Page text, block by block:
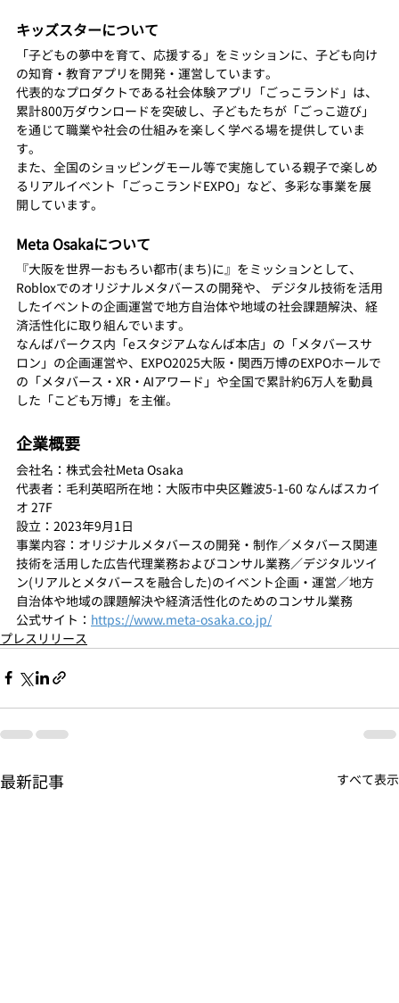
キッズスターについて
「子どもの夢中を育て、応援する」をミッションに、子ども向け
の知育・教育アプリを開発・運営しています。
代表的なプロダクトである社会体験アプリ「ごっこランド」は、
累計800万ダウンロードを突破し、子どもたちが「ごっこ遊び」
を通じて職業や社会の仕組みを楽しく学べる場を提供していま
す。
また、全国のショッピングモール等で実施している親子で楽しめ
るリアルイベント「ごっこランドEXPO」など、多彩な事業を展
開しています。
Meta Osakaについて
『大阪を世界一おもろい都市(まち)に』をミッションとして、
Robloxでのオリジナルメタバースの開発や、 デジタル技術を活用
したイベントの企画運営で地方自治体や地域の社会課題解決、経
済活性化に取り組んでいます。
なんばパークス内「eスタジアムなんば本店」の「メタバースサ
ロン」の企画運営や、EXPO2025大阪・関西万博のEXPOホールで
の「メタバース・XR・AIアワード」や全国で累計約6万人を動員
した「こども万博」を主催。
企業概要
会社名：株式会社Meta Osaka
代表者：毛利英昭所在地：大阪市中央区難波5-1-60 なんばスカイ
オ 27F
設立：2023年9月1日
事業内容：オリジナルメタバースの開発・制作／メタバース関連
技術を活用した広告代理業務およびコンサル業務／デジタルツイ
ン(リアルとメタバースを融合した)のイベント企画・運営／地方
自治体や地域の課題解決や経済活性化のためのコンサル業務
公式サイト： https://www.meta-osaka.co.jp/
プレスリリース
最新記事 すべて表示